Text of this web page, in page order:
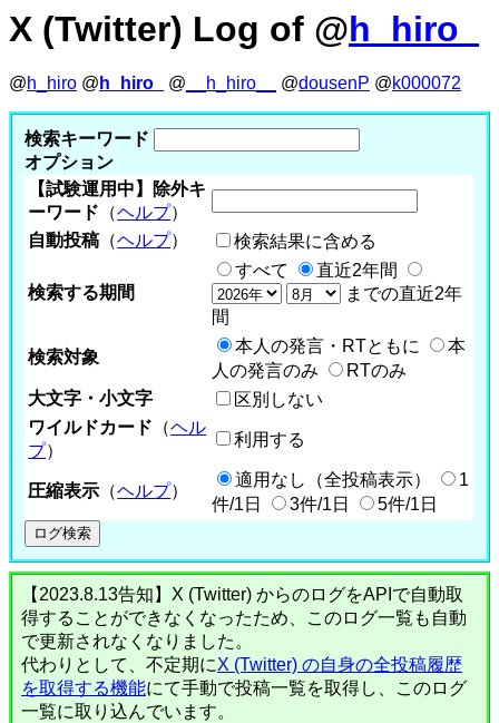
X (Twitter) Log of @h_hiro_
@h_hiro @ h_hiro_ @ __h_hiro__ @dousenP @k000072
検索キーワード
オプション
【試験運用中】除外キ
ーワード （ヘルプ）
自動投稿 （ヘルプ） 検索結果に含める
検索する期間
すべて
直近2年間
までの直近2年
間
検索対象
本人の発言・RTともに
本
人の発言のみ
RTのみ
大文字・小文字
区別しない
ワイルドカード （ヘル
プ）
利用する
圧縮表示 （ヘルプ）
適用なし（全投稿表示）
1
件/1日
3件/1日 5件/1日
【2023.8.13告知】X (Twitter) からのログをAPIで自動取
得することができなくなったため、このログ一覧も自動
で更新されなくなりました。
代わりとして、不定期にX (Twitter) の自身の全投稿履歴
を取得する機能にて手動で投稿一覧を取得し、このログ
一覧に取り込んでいます。